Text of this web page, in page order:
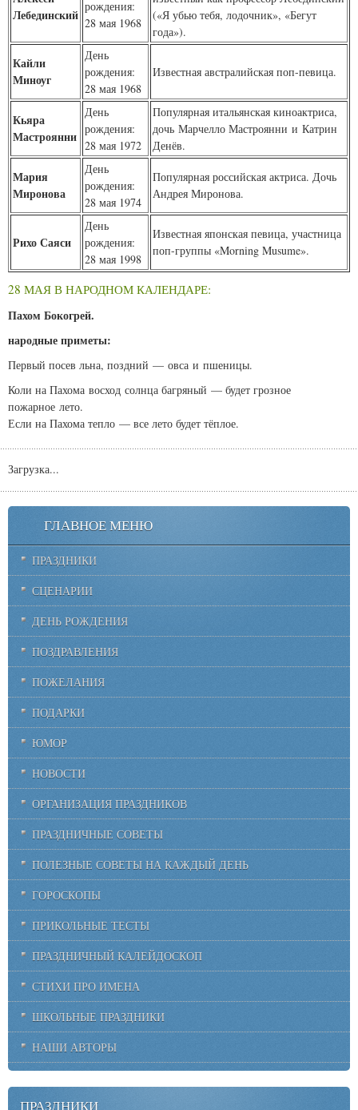
Лебединский
рождения:
28 мая 1968
(«Я убью тебя, лодочник», «Бегут
года»).
Кайли
Миноуг
День
рождения:
28 мая 1968
Известная австралийская поп-певица.
Кьяра
Мастроянни
День
рождения:
28 мая 1972
Популярная итальянская киноактриса,
дочь Марчелло Мастроянни и Катрин
Денёв.
Мария
Миронова
День
рождения:
28 мая 1974
Популярная российская актриса. Дочь
Андрея Миронова.
Рихо Саяси
День
рождения:
28 мая 1998
Известная японская певица, участница
поп-группы «Morning Musume».
28 МАЯ В НАРОДНОМ КАЛЕНДАРЕ:
Пахом Бокогрей.
народные приметы:
Первый посев льна, поздний — овса и пшеницы.
Коли на Пахома восход солнца багряный — будет грозное
пожарное лето.
Если на Пахома тепло — все лето будет тёплое.
Загрузка...
ГЛАВНОЕ МЕНЮ
ПРАЗДНИКИ
СЦЕНАРИИ
ДЕНЬ РОЖДЕНИЯ
ПОЗДРАВЛЕНИЯ
ПОЖЕЛАНИЯ
ПОДАРКИ
ЮМОР
НОВОСТИ
ОРГАНИЗАЦИЯ ПРАЗДНИКОВ
ПРАЗДНИЧНЫЕ СОВЕТЫ
ПОЛЕЗНЫЕ СОВЕТЫ НА КАЖДЫЙ ДЕНЬ
ГОРОСКОПЫ
ПРИКОЛЬНЫЕ ТЕСТЫ
ПРАЗДНИЧНЫЙ КАЛЕЙДОСКОП
СТИХИ ПРО ИМЕНА
ШКОЛЬНЫЕ ПРАЗДНИКИ
НАШИ АВТОРЫ
ПРАЗДНИКИ